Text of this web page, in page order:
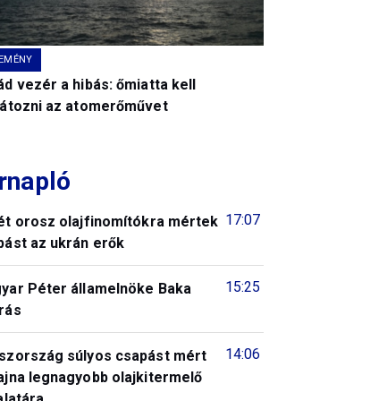
vezér a hibás: őmiatta kell
az atomerőművet
17:07
orosz olajfinomítókra mértek
az ukrán erők
15:25
Péter államelnöke Baka
14:06
súlyos csapást mért
legnagyobb olajkitermelő